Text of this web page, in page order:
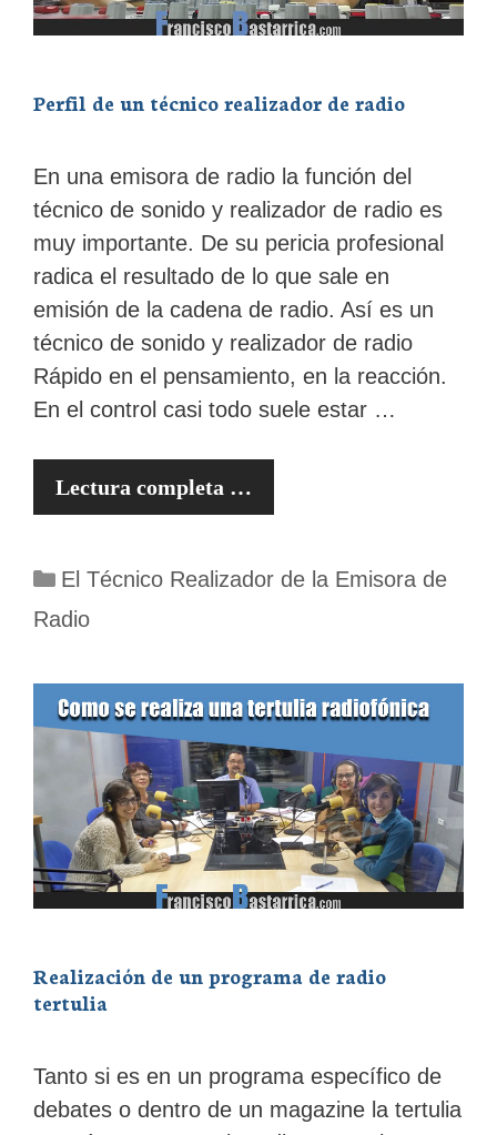
Perfil de un técnico realizador de radio
En una emisora de radio la función del
técnico de sonido y realizador de radio es
muy importante. De su pericia profesional
radica el resultado de lo que sale en
emisión de la cadena de radio. Así es un
técnico de sonido y realizador de radio
Rápido en el pensamiento, en la reacción.
En el control casi todo suele estar …
Lectura completa …
Categorías
El Técnico Realizador de la Emisora de
Radio
Realización de un programa de radio
tertulia
Tanto si es en un programa específico de
debates o dentro de un magazine la tertulia